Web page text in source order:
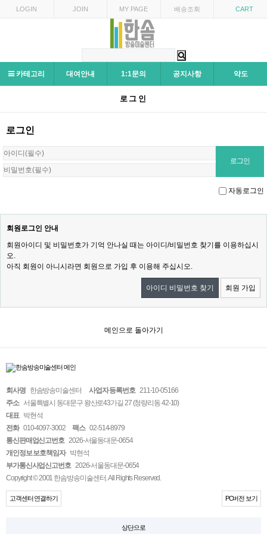
LOGIN JOIN MY PAGE 배송조회 CART
카테고리 대여안내 1:1문의 공지사항 약도
로그인
로그인
자동로그인
회원로그인 안내
회원아이디 및 비밀번호가 기억 안나실 때는 아이디/비밀번호 찾기를 이용하십시
오.
아직 회원이 아니시라면 회원으로 가입 후 이용해 주십시오.
아이디 비밀번호 찾기 회원 가입
메인으로 돌아가기
회사명 한솜방송미술센터 사업자 등록번호 211-10-05166
주소 서울특별시 동대문구 왕산로43가길 27 (청량리동 42-10)
대표 박현석
전화 010-4097-3002 팩스 02-514-8979
통신판매업신고번호 2026-서울동대문-0654
개인정보 보호책임자 박현석
부가통신사업신고번호 2026-서울동대문-0654
Copyright © 2001 한솜방송미술센터. All Rights Reserved.
고객센터 연결하기 PC버전 보기
상단으로